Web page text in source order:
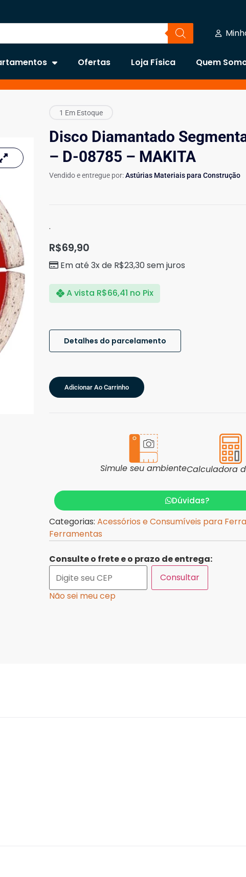
Ofertas Loja Física Quem
1 Em Estoque
Disco Diamantado
– D-08785 – MAKITA
Vendido e entregue por:Astúrias Materiais para Construção
.
R$69,90
Em até 3x de R$23,30sem juros
A vista R$66,41 no Pix
Detalhes do parcelamento
Adicionar Ao Carrinho
Simule seu ambienteCalculadora
Dúvidas?
Categorias: Acessórios e Consumíveis para
Ferramentas
Consulte o frete e o prazo de entrega:
Consultar
Não sei meu cep